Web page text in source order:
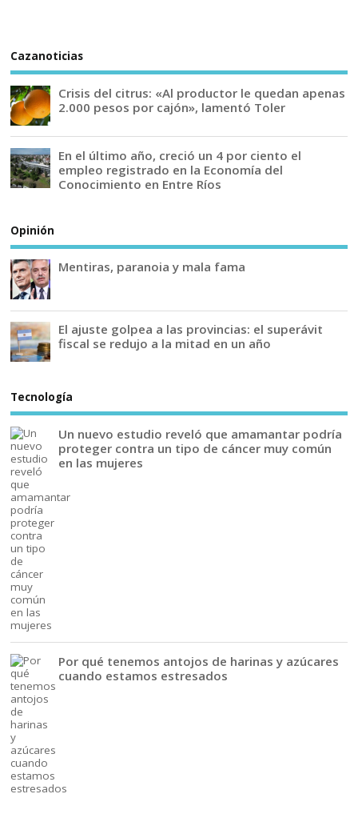
Cazanoticias
Crisis del citrus: «Al productor le quedan apenas
2.000 pesos por cajón», lamentó Toler
En el último año, creció un 4 por ciento el
empleo registrado en la Economía del
Conocimiento en Entre Ríos
Opinión
Mentiras, paranoia y mala fama
El ajuste golpea a las provincias: el superávit
fiscal se redujo a la mitad en un año
Tecnología
Un nuevo estudio reveló que amamantar podría
proteger contra un tipo de cáncer muy común
en las mujeres
Por qué tenemos antojos de harinas y azúcares
cuando estamos estresados